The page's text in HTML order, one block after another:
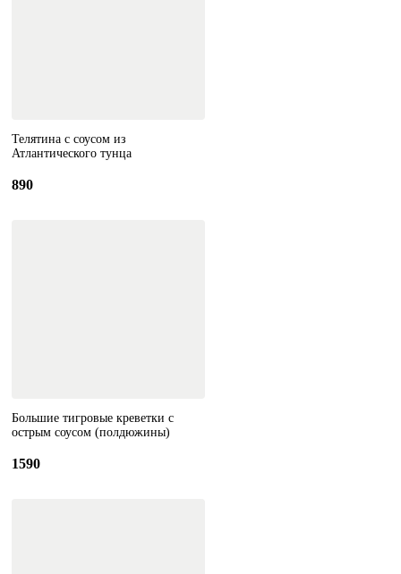
Телятина с соусом из
Атлантического тунца
890
Большие тигровые креветки с
острым соусом (полдюжины)
1590